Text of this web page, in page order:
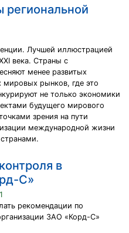
Лучшей иллюстрацией
века. Страны с
менее развитых
мировых рынков, где это
не только экономики
будущего мирового
зрения на пути
международной жизни
в
С»
рекомендации по
ЗАО «Корд-С»